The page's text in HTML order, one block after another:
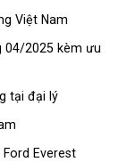
Việt Nam
04/2025 kèm ưu
tại đại lý
Everest